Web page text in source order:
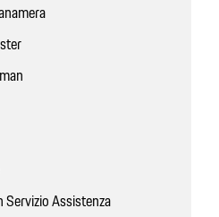
Assistenza